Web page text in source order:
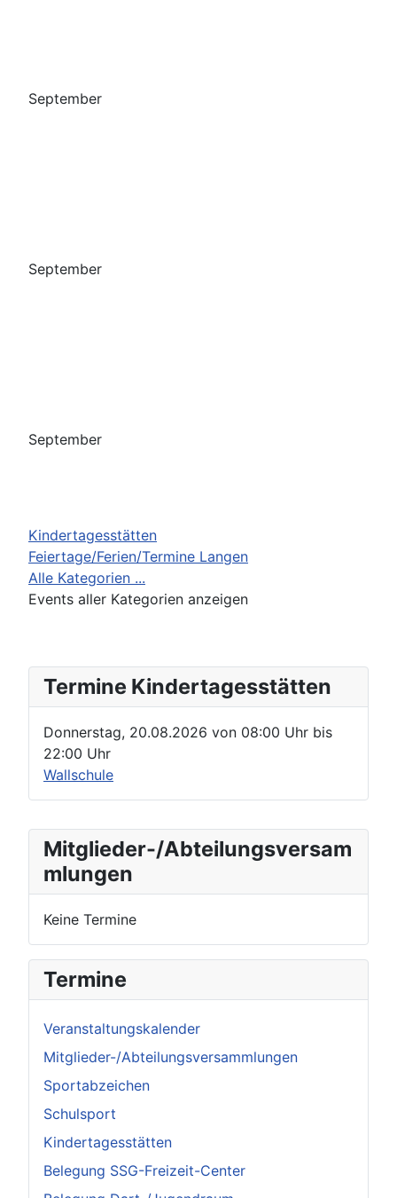
Mitglieder-/Abteilungsversam
mlungen
Keine Termine
Termine
Veranstaltungskalender
Mitglieder-/Abteilungsversammlungen
Sportabzeichen
Schulsport
Kindertagesstätten
Belegung SSG-Freizeit-Center
September
September
September
Kindertagesstätten
Feiertage/Ferien/Termine Langen
Alle Kategorien ...
Events aller Kategorien anzeigen
Termine Kindertagesstätten
Donnerstag, 20.08.2026 von 08:00 Uhr bis
22:00 Uhr
Wallschule